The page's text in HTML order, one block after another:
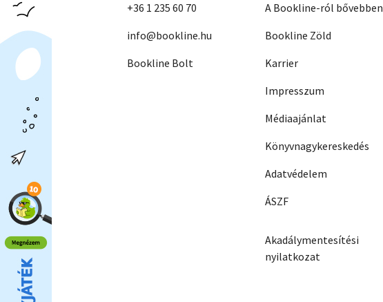
+36 1 235 60 70
info@bookline.hu
Bookline Bolt
A Bookline-ról bővebben
Bookline Zöld
Karrier
Impresszum
Médiaajánlat
Könyvnagykereskedés
Adatvédelem
ÁSZF
Akadálymentesítési
nyilatkozat